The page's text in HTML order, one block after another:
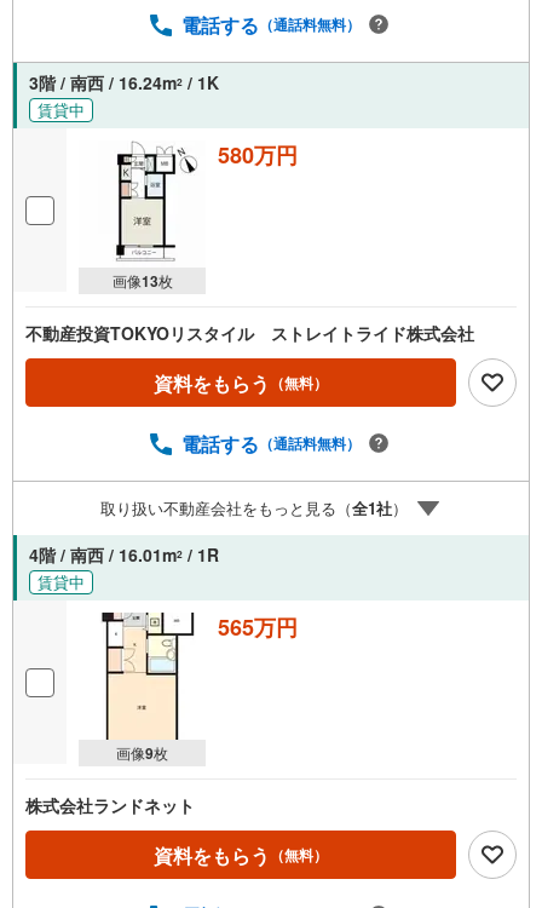
電話する （通話料無料）
3階 / 南西 / 16.24m2 / 1K
賃貸中
画像13枚
580万円
不動産投資TOKYOリスタイル ストレイトライド株式会社
資料をもらう （無料）
電話する （通話料無料）
取り扱い不動産会社をもっと見る（全1社）
4階 / 南西 / 16.01m2 / 1R
賃貸中
画像9枚
565万円
株式会社ランドネット
資料をもらう （無料）